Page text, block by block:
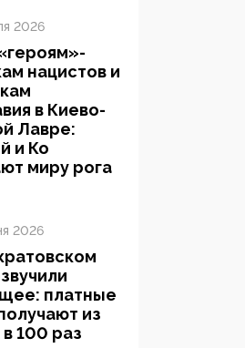
2026
нацистов и
в Киево-
Лавре:
и Ко
миру рога
2026
платные
из
100 раз